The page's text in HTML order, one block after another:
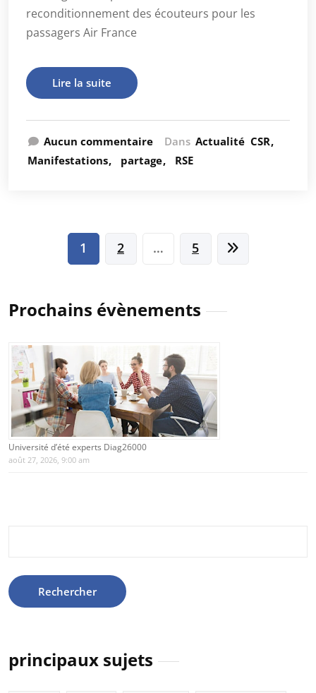
reconditionnement des écouteurs pour les
passagers Air France
Lire la suite
Aucun commentaire Dans Actualité CSR
Manifestations
partage RSE
Pagination
publications
1 2 … 5
Prochains évènements
Université d’été experts Diag26000
août 27, 2026, 9:00 am
principaux sujets